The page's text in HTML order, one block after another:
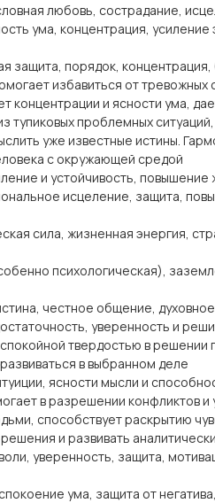
любовь, сострадание,
ума, концентрация, усиление
защита, порядок, концентрация,
избавиться от тревожных
концентрации и ясности ума,
тупиковых проблемных
уже известные истины.
с окружающей средой
и устойчивость, повышение
исцеление, защита,
сила, жизненная энергия,
психологическая),
честное общение,
уверенность и
твердостью в решении
в выбранном деле
ясности мысли и
в разрешении конфликтов и
способствует раскрытию
и развивать
уверенность, защита,
ума, защита от